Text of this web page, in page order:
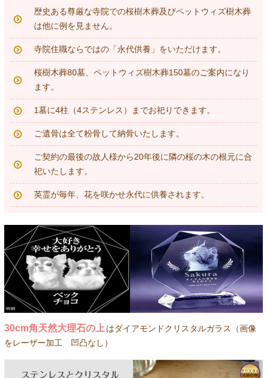
歴史ある尊厳な寺院での桜樹木葬及びペットウィズ樹木葬
は他に例を見ません。
寺院住職ならではの「永代供養」をいただけます。
桜樹木葬80墓、ペットウィズ樹木葬150墓のご案内になり
ます。
1墓に4柱（4ステンレス）までお祀りできます。
ご遺骨は全て粉骨して納骨いたします。
ご契約の最後の故人様から20年後に隣の桜の木の根元に合
祀いたします。
英霊が毎年、花を咲かせ永代に供養されます。
30cm角天然大理石の上 はダイアモンドクリスタルガラス（画像
をレーザー加工 凹凸なし）